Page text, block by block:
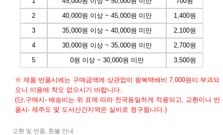
2
40,000원 이상 ~ 45,000원 미만
1,400원
3
35,000원 이상 ~ 40,000원 미만
2,100원
4
30,000원 이상 ~ 35,000원 미만
2,700원
5
0원 이상 ~ 30,000원 미만 3,500원
※ 제품 반품시에는 구매금액에 상관없이 왕복택배비 7,000원이 부과되
오니 이용에 착오 없으시기 바랍니다.
(단,구매시- 배송비는 위 표에 따라 전국동일하게 적용되고, 교환이나 반
품시- 제주도 및 도서산간지역은 실비로 청구됩니다.)
교환 및 반품, 환불 안내